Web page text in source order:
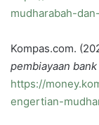
mudharabah-
Kompas.com.
pembiayaan
https://
engertian-